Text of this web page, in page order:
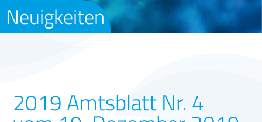
Neuigkeiten
2019 Amtsblatt Nr. 4